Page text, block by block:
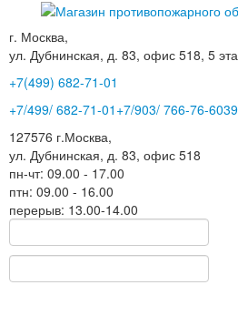
г. Москва,
ул. Дубнинская, д. 83, офис 518, 5
+7(499) 682-71-01
+7/499/ 682-71-01 +7/903/ 766-76-60
127576 г.Москва,
ул. Дубнинская, д. 83, офис 518
пн-чт: 09.00 - 17.00
птн: 09.00 - 16.00
перерыв: 13.00-14.00